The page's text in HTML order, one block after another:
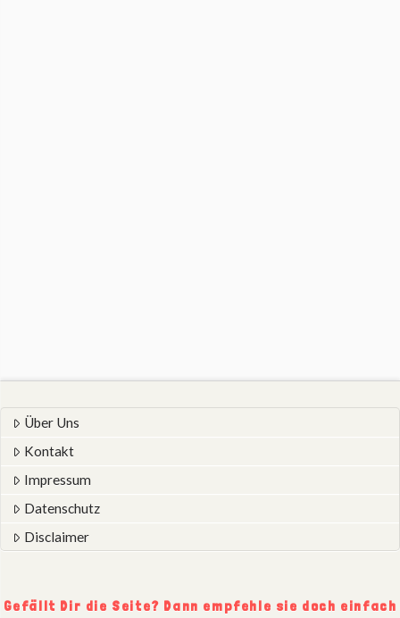
Über Uns
Kontakt
Impressum
Datenschutz
Disclaimer
Gefällt Dir die Seite? Dann empfehle sie doch einfach